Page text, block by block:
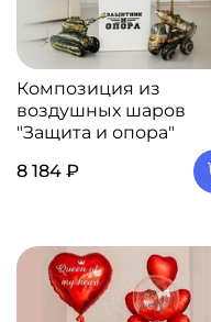
Композиция из
воздушных шаров
"Защита и опора"
8 184 ₽